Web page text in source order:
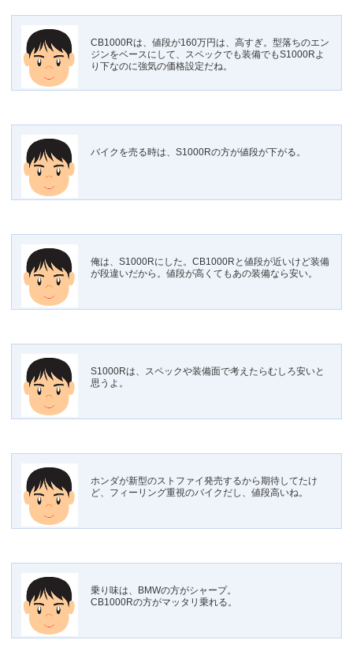
CB1000Rは、値段が160万円は、高すぎ。型落ちのエン
ジンをベースにして、スペックでも装備でもS1000Rよ
り下なのに強気の価格設定だね。
バイクを売る時は、S1000Rの方が値段が下がる。
俺は、S1000Rにした。CB1000Rと値段が近いけど装備
が段違いだから。値段が高くてもあの装備なら安い。
S1000Rは、スペックや装備面で考えたらむしろ安いと
思うよ。
ホンダが新型のストファイ発売するから期待してたけ
ど、フィーリング重視のバイクだし、値段高いね。
乗り味は、BMWの方がシャープ。
CB1000Rの方がマッタリ乗れる。